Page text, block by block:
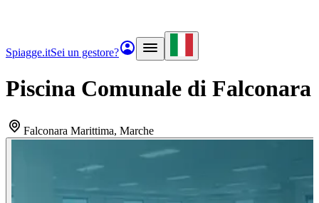
Spiagge.itSei un gestore?
Piscina Comunale di Falconara
Falconara Marittima, Marche